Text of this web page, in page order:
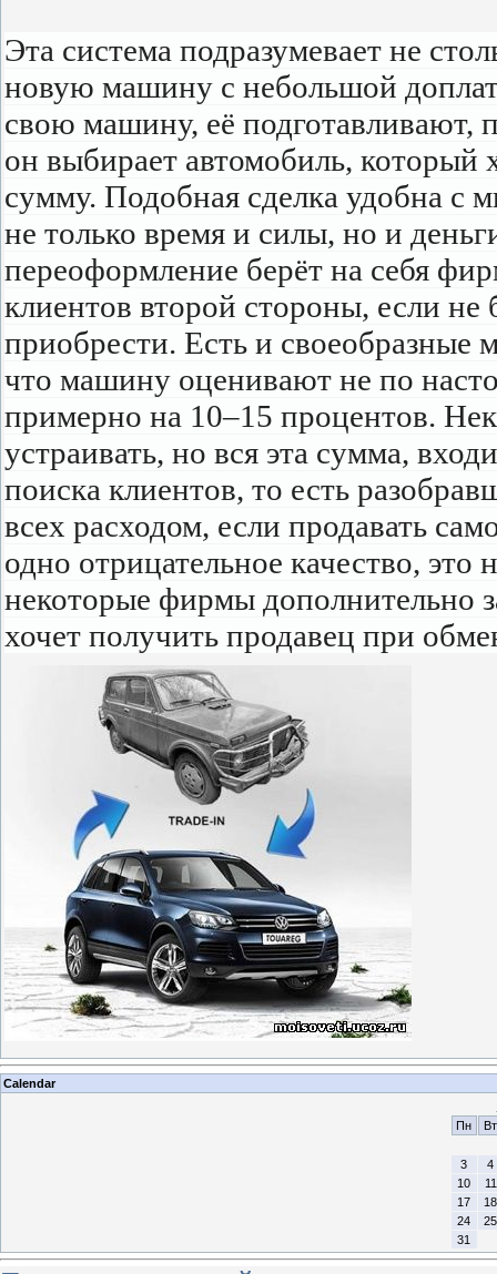
Эта система подразумевает не
новую машину с небольшой
свою машину, её подготавливают,
он выбирает автомобиль, который
сумму. Подобная сделка удобна с
не только время и силы, но и
переоформление берёт на себя
клиентов второй стороны, если
приобрести. Есть и своеобразные
что машину оценивают не по
примерно на 10–15 процентов.
устраивать, но вся эта сумма,
поиска клиентов, то есть
всех расходом, если продавать
одно отрицательное качество,
некоторые фирмы дополнительно
хочет получить продавец при
Calendar
Пн
Вт
3
4
10
11
17
18
24
25
31